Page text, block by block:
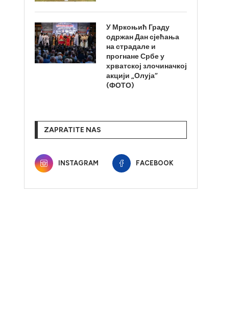
У Мркоњић Граду
одржан Дан сјећања
на страдале и
прогнане Србе у
хрватској злочиначкој
акцији „Олуја“
(ФОТО)
ZAPRATITE NAS
INSTAGRAM FACEBOOK